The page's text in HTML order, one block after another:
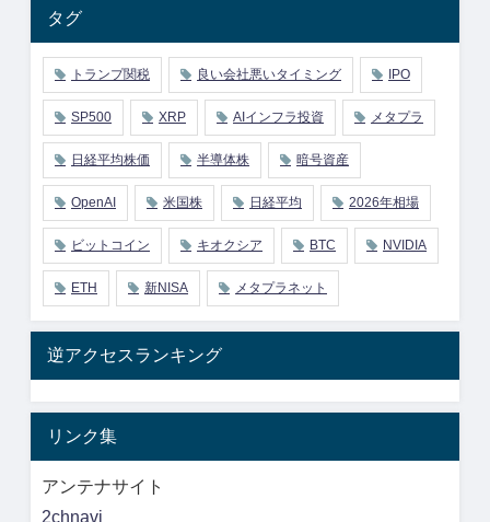
タグ
トランプ関税 良い会社悪いタイミング IPO
SP500 XRP AIインフラ投資 メタプラ
日経平均株価 半導体株 暗号資産
OpenAI 米国株 日経平均 2026年相場
ビットコイン キオクシア BTC NVIDIA
ETH 新NISA メタプラネット
逆アクセスランキング
リンク集
アンテナサイト
2chnavi